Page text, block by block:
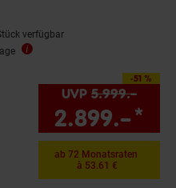
verfügbar
-51 %
Sie Sparen 51 Prozent,
UVP 5.999.–UVP
2.899.–*
ab 72 Monatsraten
à 53.61 €